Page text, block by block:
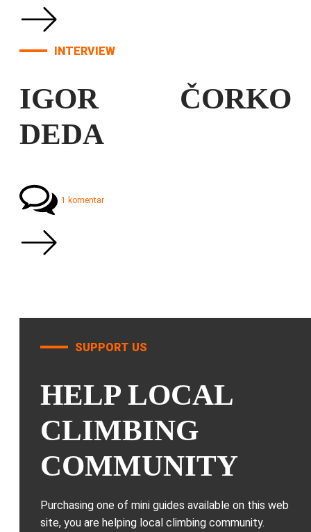
INTERVIEW
IGOR ČORKO
DEDA
1 komentar
SUPPORT US
HELP LOCAL
CLIMBING
COMMUNITY
Purchasing one of mini guides available on this web
site, you are helping local climbing community.